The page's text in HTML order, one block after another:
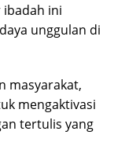
ini
unggulan di
masyarakat,
mengaktivasi
tertulis yang